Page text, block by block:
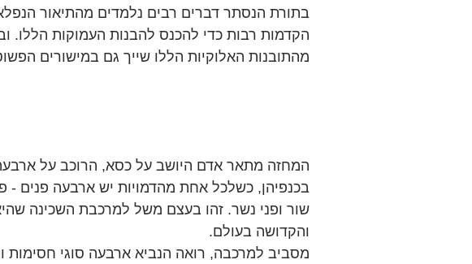
בתורת הנסתר דברים רבים נלמדים מהתיאור
הקדמות רבות כדי להכנס להבנות העמוקות הללו.
מהתובנות האלוקיות הללו שייך גם במישורים
המחזה מתאר אדם היושב על כסא, הרוכב על
בכנפיהן, כשלכל אחת מהדמויות יש ארבעה פנים -
שור ופני נשר. זהו בעצם משל למרכבת השכינה
והקדושה בעולם.
מסביב למרכבה, רואה הנביא ארבעה סוגי חסימות